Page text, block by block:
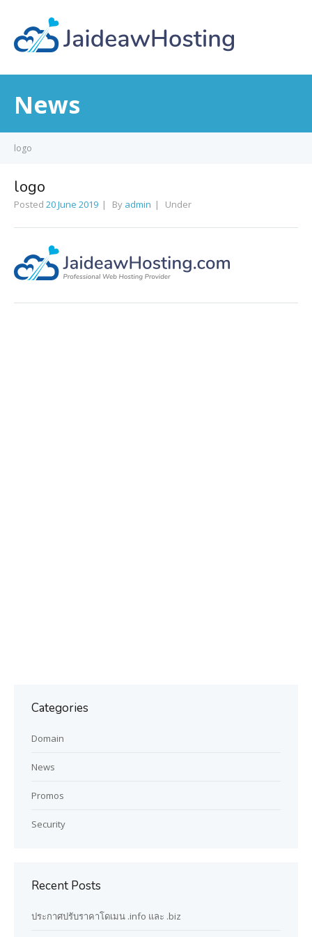
News
logo
logo
Posted 20 June 2019 By admin Under
Categories
Domain
News
Promos
Security
Recent Posts
ประกาศปรับราคาโดเมน .info และ .biz